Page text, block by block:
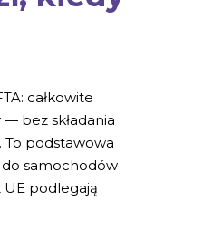
całkowite
bez składania
To podstawowa
samochodów
podlegają